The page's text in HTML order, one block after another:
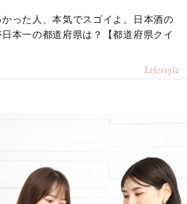
った人、本気でスゴイよ。日本酒の
本一の都道府県は？【都道府県クイ
Lifestyle